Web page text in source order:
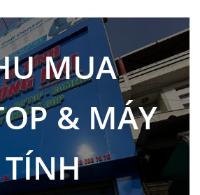
MUA
& MÁY
TÍNH